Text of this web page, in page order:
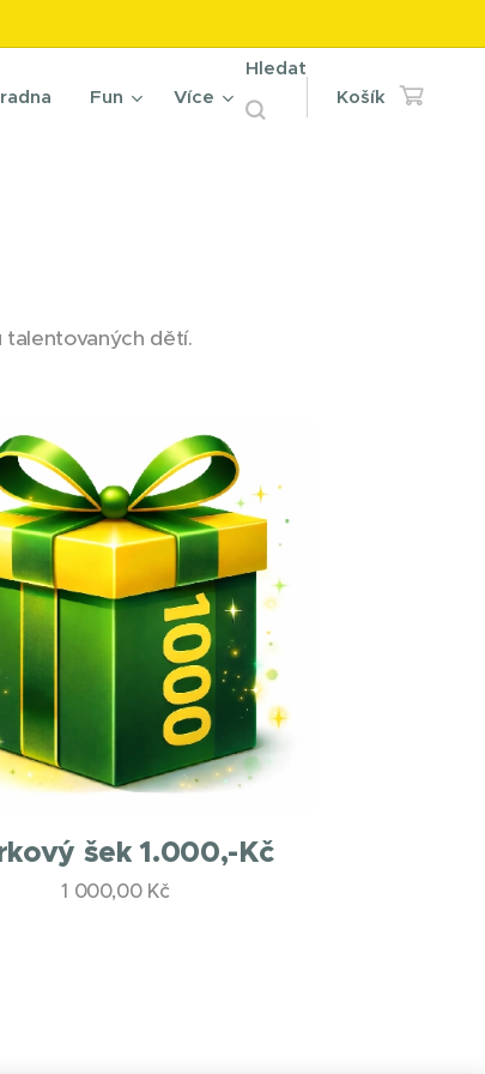
Fun Více
Hledat
Košík
talentovaných dětí.
šek 1.000,-Kč
1 000,00Kč